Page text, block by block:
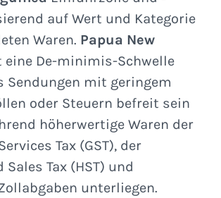
auf Wert und Kategorie
Waren. Papua New
eine De-minimis-Schwelle
Sendungen mit geringem
oder Steuern befreit sein
höherwertige Waren der
Tax (GST), der
Tax (HST) und
unterliegen.